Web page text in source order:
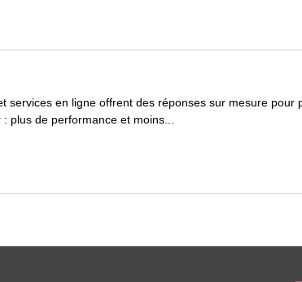
en ligne offrent des réponses sur mesure pour
plus de performance et moins...